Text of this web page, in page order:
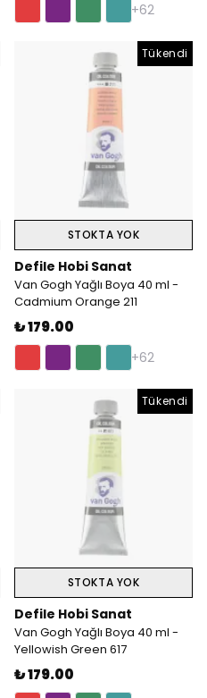
+62
Tükendi
STOKTA YOK
Defile Hobi Sanat
Van Gogh Yağlı Boya 40 ml -
Cadmium Orange 211
₺ 179.00
+62
Tükendi
STOKTA YOK
Defile Hobi Sanat
Van Gogh Yağlı Boya 40 ml -
Yellowish Green 617
₺ 179.00